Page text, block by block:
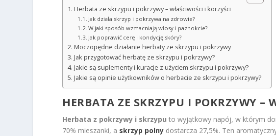
Herbata ze skrzypu i pokrzywy – właściwości i korzyści
Jak działa skrzyp i pokrzywa na zdrowie?
W jaki sposób wzmacniają włosy i paznokcie?
Jak poprawić cerę i kondycję skóry?
Moczopędne działanie herbaty ze skrzypu i pokrzywy
Jak przygotować herbatę ze skrzypu i pokrzywy?
Jakie są suplementy i kuracje z użyciem skrzypu i pokrzywy?
Jakie są opinie użytkowników o herbacie ze skrzypu i pokrzywy?
HERBATA ZE SKRZYPU I POKRZYWY –
Herbata z pokrzywy i skrzypu to wyjątkowy napój, w którym
70% mieszanki, a skrzyp polny dostarcza 27,5%. Ten